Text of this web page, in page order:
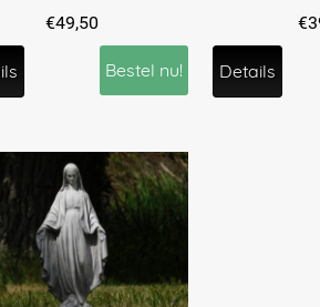
€49,50
Bestel nu!
€
Details